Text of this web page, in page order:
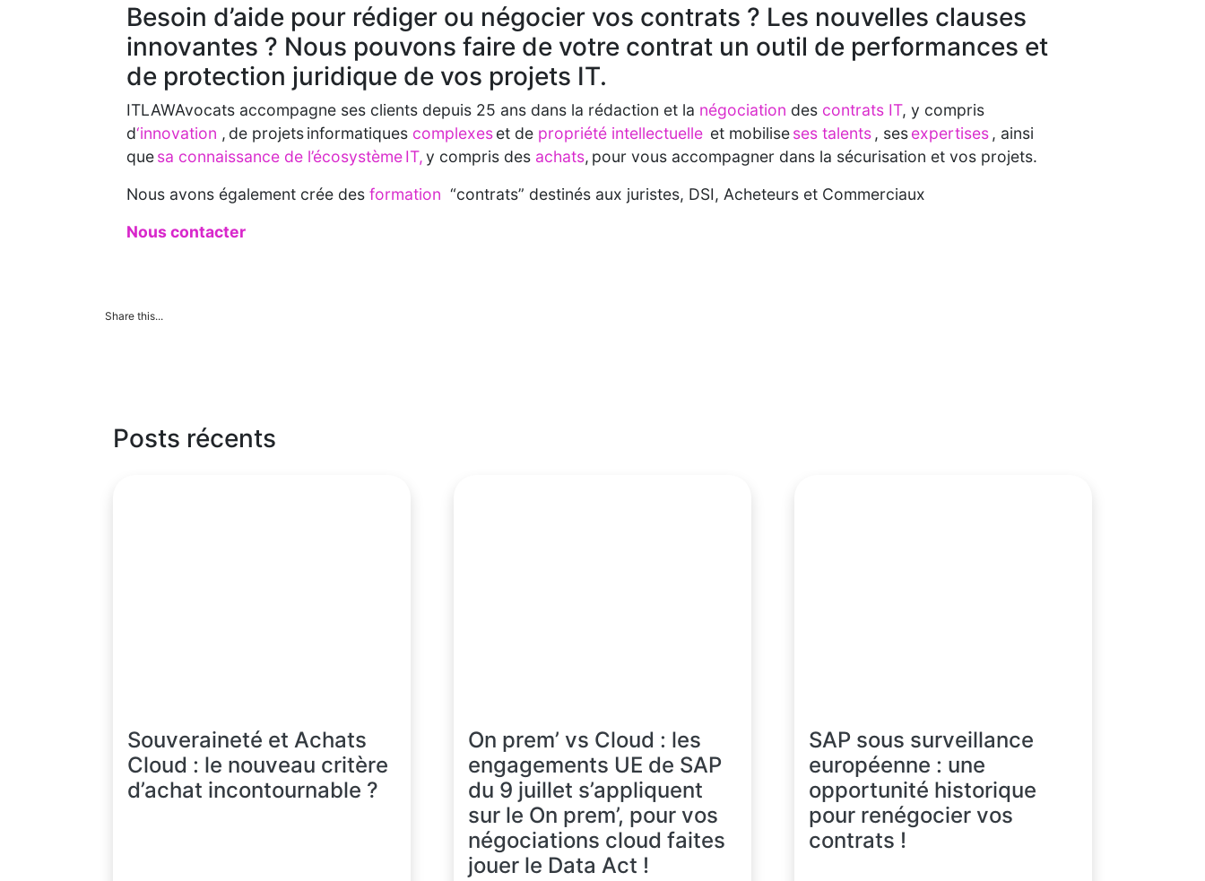
Besoin d’aide pour rédiger ou négocier vos contrats ? Les nouvelles clauses
innovantes ? Nous pouvons faire de votre contrat un outil de performances et
de protection juridique de vos projets IT.
ITLAWAvocats accompagne ses clients depuis 25 ans dans la rédaction et la négociation des contrats IT, y compris
d‘innovation , de projets informatiques complexeset de propriété intellectuelle et mobiliseses talents , sesexpertises , ainsi
quesa connaissance de l’écosystème IT,y compris des achats, pour vous accompagner dans la sécurisation et vos projets.
Nous avons également crée des formation “contrats” destinés aux juristes, DSI, Acheteurs et Commerciaux
Nous contacter
Share this...
Posts récents
Souveraineté et Achats
Cloud : le nouveau critère
d’achat incontournable ?
On prem’ vs Cloud : les
engagements UE de SAP
du 9 juillet s’appliquent
sur le On prem’, pour vos
négociations cloud faites
jouer le Data Act !
SAP sous surveillance
européenne : une
opportunité historique
pour renégocier vos
contrats !